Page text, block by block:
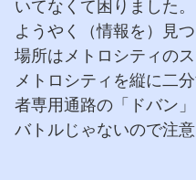
いてなくて困りました。
ようやく（情報を）見
場所はメトロシティの
メトロシティを縦に二
者専用通路の「ドバン
バトルじゃないので注意